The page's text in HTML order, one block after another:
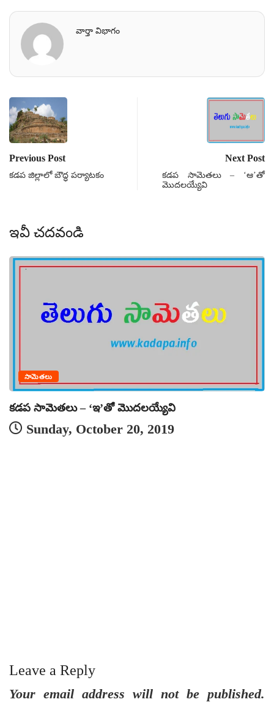
వార్తా విభాగం
Previous Post
కడప జిల్లాలో బౌద్ధ పర్యాటకం
Next Post
కడప సామెతలు – ‘ఆ’తో
మొదలయ్యేవి
ఇవీ చదవండి
సామెతలు
కడప సామెతలు – ‘ఇ’తో మొదలయ్యేవి
Sunday, October 20, 2019
Leave a Reply
Your email address will not be published.